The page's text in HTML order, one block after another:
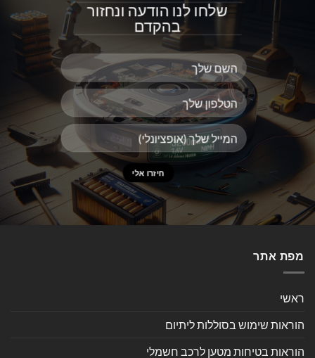
שלחו לנו הודעה ונחזור
בהקדם
מפת אתר
ראשי
הוראות שימוש בסוללות ליתיום
הוראות בטיחות מטען לרכב חשמלי